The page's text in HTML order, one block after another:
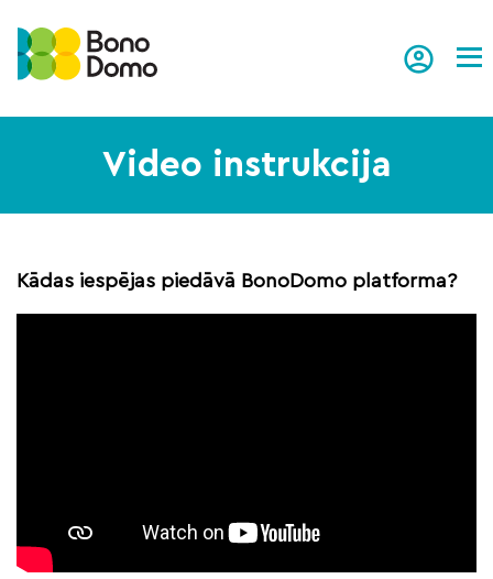
Video instrukcija
Kādas iespējas piedāvā BonoDomo platforma?